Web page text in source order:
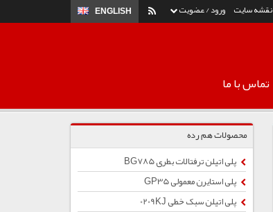
ورود / عضویت ENGLISH نقشه سایت
تماس با ما
محصولات هم رده
پلی اتیلن ترفتالات بطری BG785
پلی استایرن معمولی GP35
پلی اتیلن سبک خطی 0209KJ